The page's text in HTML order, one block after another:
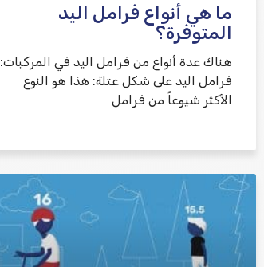
ما هي أنواع فرامل اليد
المتوفرة؟
هناك عدة أنواع من فرامل اليد في المركبات:
فرامل اليد على شكل عتلة: هذا هو النوع
الأكثر شيوعاً من فرامل